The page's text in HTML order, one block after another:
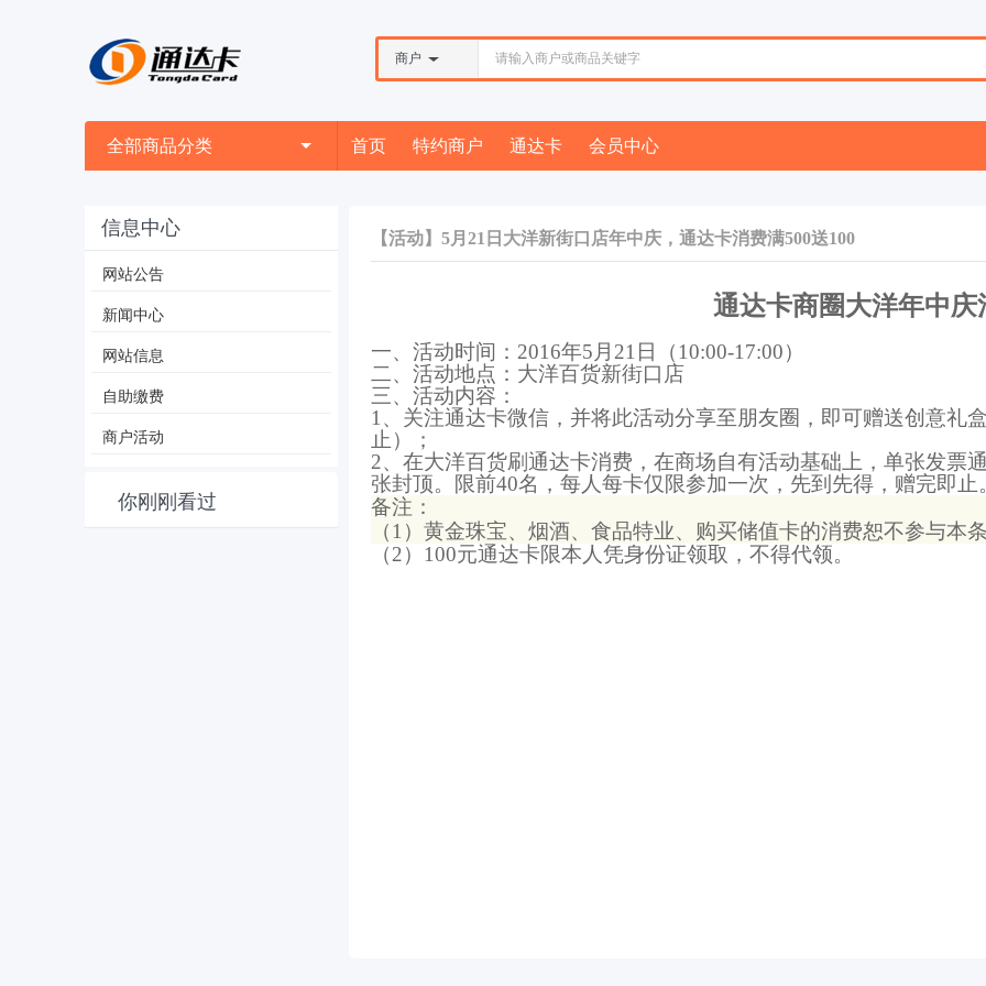
商户
全部商品分类 首页 特约商户 通达卡 会员中心
信息中心
网站公告
新闻中心
网站信息
自助缴费
商户活动
你刚刚看过
【活动】5月21日大洋新街口店年中庆，通达卡消费满500送100
通达卡商圈大洋年中庆
一、 活动时间：2016年5 月 21 日（10:00-17:00）
二、 活动地点：大洋百货新街口店
三、 活动内容：
1、 关注通达卡微信，并将此活动分享至朋友圈，即可赠送创意礼
止）；
2、在大洋百货刷通达卡消费，在商场自有活动基础上，单张发票
张封顶。限前40名，每人每卡仅限参加一次，先到先得，赠完即止
备注：
（1 ） 黄金珠宝、烟酒、食品特业、购买储值卡的消费恕不参与本
（2） 100元通达卡限本人凭身份证领取，不得代领。